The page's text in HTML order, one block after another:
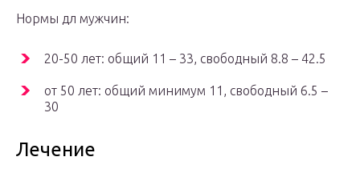
Нормы дл мужчин:
20-50 лет: общий 11 – 33, свободный 8.8 – 42.5
от 50 лет: общий минимум 11, свободный 6.5 –
30
Лечение